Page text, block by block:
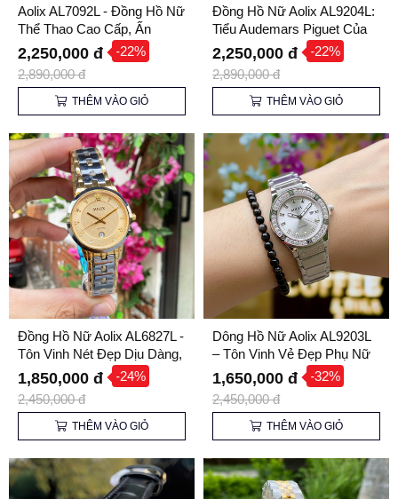
Aolix AL7092L - Đồng Hồ Nữ
Thể Thao Cao Cấp, Ấn
Tượng Kiểu Audemars
Piguet
2,250,000 đ -22%
2,890,000 đ
THÊM VÀO GIỎ
Đồng Hồ Nữ Aolix AL9204L:
Tiểu Audemars Piguet Của
Giới Bình Dân
2,250,000 đ -22%
2,890,000 đ
THÊM VÀO GIỎ
Đồng Hồ Nữ Aolix AL6827L -
Tôn Vinh Nét Đẹp Dịu Dàng,
Tinh Tế
1,850,000 đ -24%
2,450,000 đ
THÊM VÀO GIỎ
Dông Hồ Nữ Aolix AL9203L
– Tôn Vinh Vẻ Đẹp Phụ Nữ
Hiện Đại
1,650,000 đ -32%
2,450,000 đ
THÊM VÀO GIỎ